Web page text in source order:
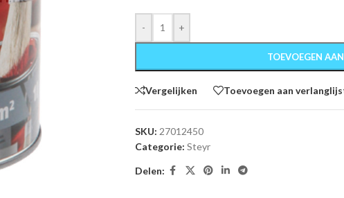
- +
TOEVOEGEN
Vergelijken Toevoegen aan
SKU: 27012450
Categorie: Steyr
Delen: